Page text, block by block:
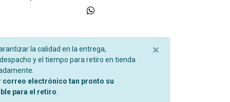
la calidad en la entrega,
y el tiempo para retiro en tienda
correo electrónico tan pronto su
para el retiro
×